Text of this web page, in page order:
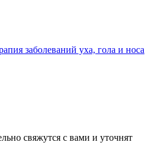
заболеваний уха, гола и носа
свяжутся с вами и уточнят